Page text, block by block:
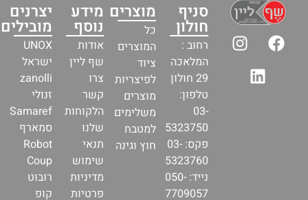
סניף
חולון
רחוב :
המלאכה
29 חולון
טלפון:
03-
5323750
פקס: 03-
5323760
נייד: 050-
7709057
מוצרים
כל
המוצרים
ציוד
לפיצריות
מוצרים
משלימים
למטבח
חוץ וגינה
מידע
נוסף
אודות
שף ליין
צרו
קשר
הלקוחות
שלנו
תנאי
שימוש
מדיניות
פרטיות
יצרנים
מובילים
UNOX
ישראל
zanolli
זנולי
Samaref
סמארף
Robot
Coup
רובוט
קופ